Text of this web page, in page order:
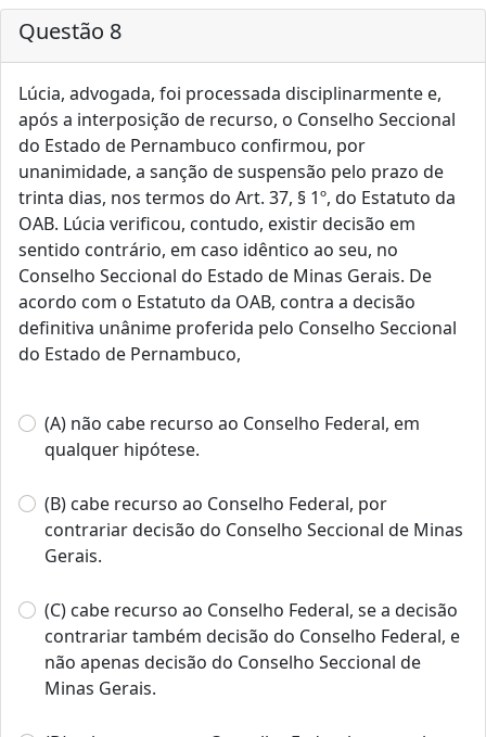
Questão 8
Lúcia, advogada, foi processada disciplinarmente e,
após a interposição de recurso, o Conselho Seccional
do Estado de Pernambuco confirmou, por
unanimidade, a sanção de suspensão pelo prazo de
trinta dias, nos termos do Art. 37, § 1º, do Estatuto da
OAB. Lúcia verificou, contudo, existir decisão em
sentido contrário, em caso idêntico ao seu, no
Conselho Seccional do Estado de Minas Gerais. De
acordo com o Estatuto da OAB, contra a decisão
definitiva unânime proferida pelo Conselho Seccional
do Estado de Pernambuco,
(A) não cabe recurso ao Conselho Federal, em
qualquer hipótese.
(B) cabe recurso ao Conselho Federal, por
contrariar decisão do Conselho Seccional de Minas
Gerais.
(C) cabe recurso ao Conselho Federal, se a decisão
contrariar também decisão do Conselho Federal, e
não apenas decisão do Conselho Seccional de
Minas Gerais.